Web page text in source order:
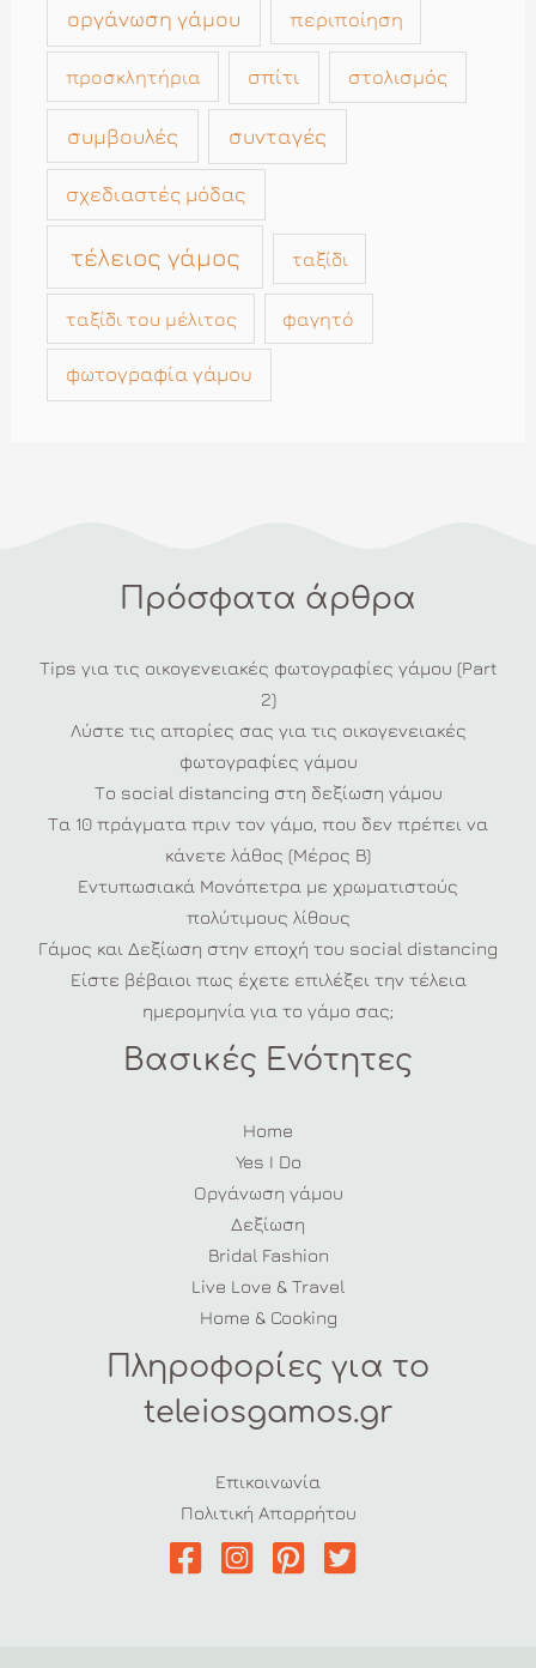
οργάνωση γάμου περιποίηση
προσκλητήρια σπίτι στολισμός
συμβουλές συνταγές
σχεδιαστές μόδας
τέλειος γάμος ταξίδι
ταξίδι του μέλιτος φαγητό
φωτογραφία γάμου
Πρόσφατα άρθρα
Tips για τις οικογενειακές φωτογραφίες γάμου (Part
2)
Λύστε τις απορίες σας για τις οικογενειακές
φωτογραφίες γάμου
Το social distancing στη δεξίωση γάμου
Τα 10 πράγματα πριν τον γάμο, που δεν πρέπει να
κάνετε λάθος (Μέρος Β)
Εντυπωσιακά Μονόπετρα με χρωματιστούς
πολύτιμους λίθους
Γάμος και Δεξίωση στην εποχή του social distancing
Είστε βέβαιοι πως έχετε επιλέξει την τέλεια
ημερομηνία για το γάμο σας;
Βασικές Ενότητες
Home
Yes I Do
Οργάνωση γάμου
Δεξίωση
Bridal Fashion
Live Love & Travel
Home & Cooking
Πληροφορίες για το
teleiosgamos.gr
Επικοινωνία
Πολιτική Απορρήτου